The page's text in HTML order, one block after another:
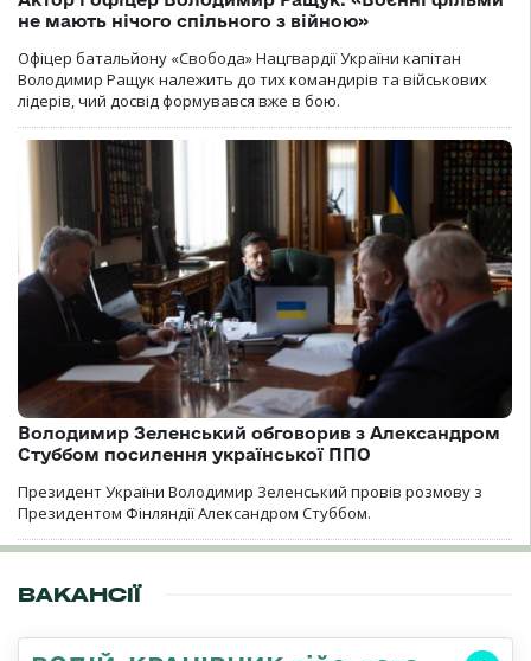
не мають нічого спільного з війною»
Офіцер батальйону «Свобода» Нацгвардії України капітан
Володимир Ращук належить до тих командирів та військових
лідерів, чий досвід формувався вже в бою.
Володимир Зеленський обговорив з Александром
Стуббом посилення української ППО
Президент України Володимир Зеленський провів розмову з
Президентом Фінляндії Александром Стуббом.
ВАКАНСІЇ